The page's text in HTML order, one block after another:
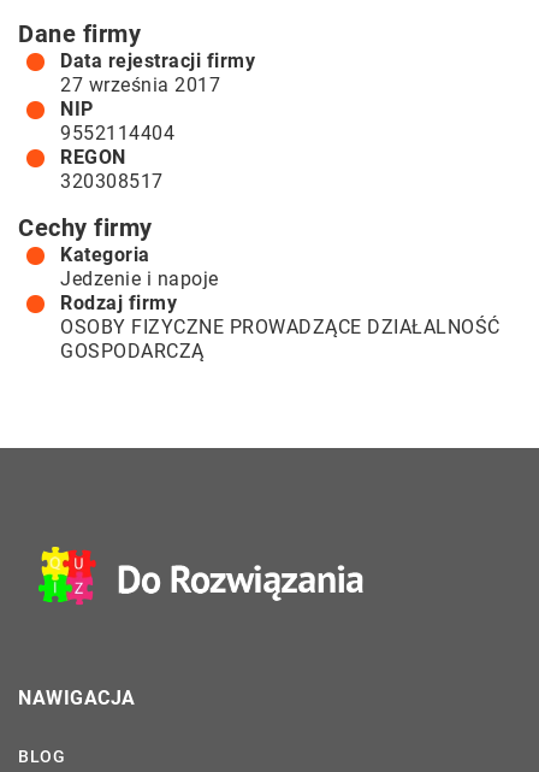
Dane firmy
Data rejestracji firmy
27 września 2017
NIP
9552114404
REGON
320308517
Cechy firmy
Kategoria
Jedzenie i napoje
Rodzaj firmy
OSOBY FIZYCZNE PROWADZĄCE DZIAŁALNOŚĆ
GOSPODARCZĄ
NAWIGACJA
BLOG